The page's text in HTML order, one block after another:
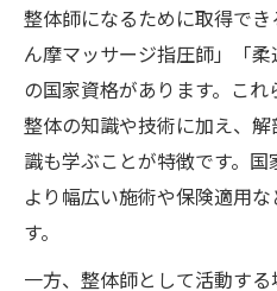
整体資格おすすめ
整体師資格の就職
整体師 民間資格
整体師資格で叶え
公認資格から見る整
整体師になるために取得で
ん摩マッサージ指圧師」「
の国家資格があります。これ
整体の知識や技術に加え、
識も学ぶことが特徴です。国
より幅広い施術や保険適用
す。
一方、整体師として活動す